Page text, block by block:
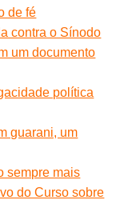
de fé
contra o Sínodo
um documento
política
guarani, um
sempre mais
do Curso sobre